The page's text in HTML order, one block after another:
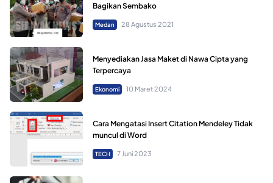
Bagikan Sembako
Medan 28 Agustus 2021
Menyediakan Jasa Maket di Nawa Cipta yang
Terpercaya
Ekonomi 10 Maret 2024
Cara Mengatasi Insert Citation Mendeley Tidak
muncul di Word
TECH 7 Juni 2023